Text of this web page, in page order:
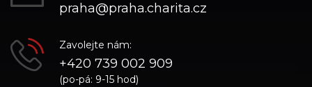
praha@praha.charita.cz
Zavolejte nám:
+420 739 002 909
(po-pá: 9-15 hod)